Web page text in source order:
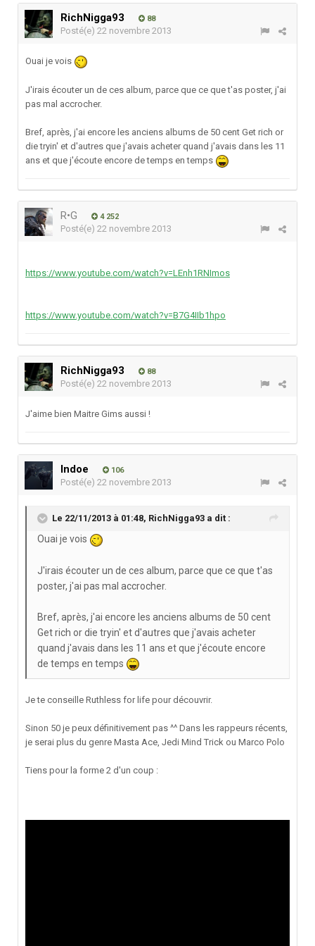
RichNigga93 88
Posté(e) 22 novembre 2013
Ouai je vois
J'irais écouter un de ces album, parce que ce que t'as poster, j'ai
pas mal accrocher.
Bref, après, j'ai encore les anciens albums de 50 cent Get rich or
die tryin' et d'autres que j'avais acheter quand j'avais dans les 11
ans et que j'écoute encore de temps en temps
R•G 4 252
Posté(e) 22 novembre 2013
https://www.youtube.com/watch?v=LEnh1RNImos
https://www.youtube.com/watch?v=B7G4IIb1hpo
RichNigga93 88
Posté(e) 22 novembre 2013
J'aime bien Maitre Gims aussi !
Indoe 106
Posté(e) 22 novembre 2013
Le 22/11/2013 à 01:48, RichNigga93 a dit :
Ouai je vois
J'irais écouter un de ces album, parce que ce que t'as
poster, j'ai pas mal accrocher.
Bref, après, j'ai encore les anciens albums de 50 cent
Get rich or die tryin' et d'autres que j'avais acheter
quand j'avais dans les 11 ans et que j'écoute encore
de temps en temps
Je te conseille Ruthless for life pour découvrir.
Sinon 50 je peux définitivement pas ^^ Dans les rappeurs récents,
je serai plus du genre Masta Ace, Jedi Mind Trick ou Marco Polo
Tiens pour la forme 2 d'un coup :